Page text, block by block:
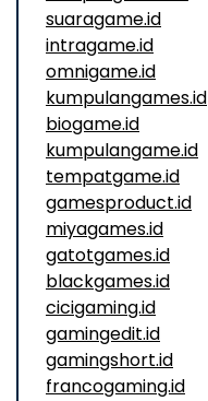
suaragame.id
intragame.id
omnigame.id
kumpulangames.id
biogame.id
kumpulangame.id
tempatgame.id
gamesproduct.id
miyagames.id
gatotgames.id
blackgames.id
cicigaming.id
gamingedit.id
gamingshort.id
francogaming.id